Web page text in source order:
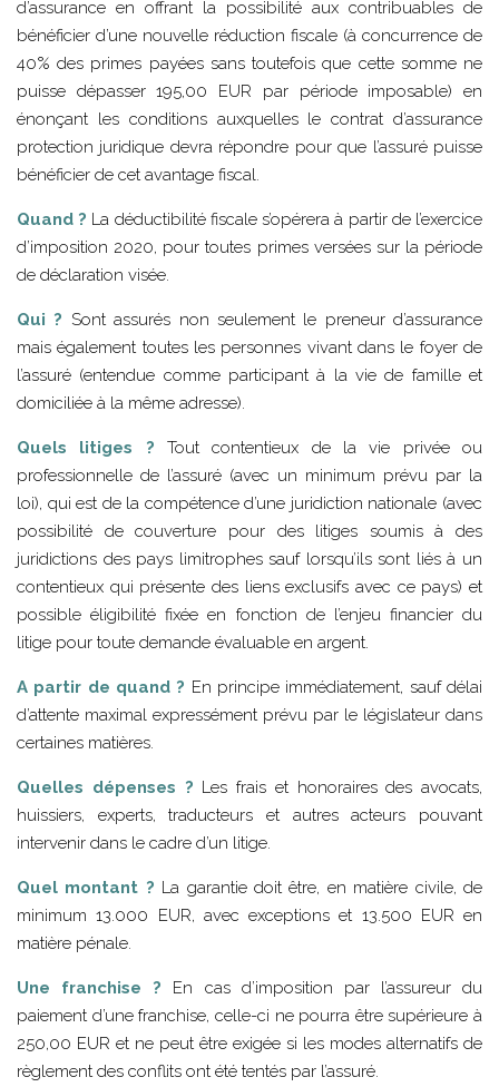
d’assurance en offrant la possibilité aux contribuables de
bénéficier d’une nouvelle réduction fiscale (à concurrence de
40% des primes payées sans toutefois que cette somme ne
puisse dépasser 195,00 EUR par période imposable) en
énonçant les conditions auxquelles le contrat d’assurance
protection juridique devra répondre pour que l’assuré puisse
bénéficier de cet avantage fiscal.
Quand ? La déductibilité fiscale s’opérera à partir de l’exercice
d’imposition 2020, pour toutes primes versées sur la période
de déclaration visée.
Qui ? Sont assurés non seulement le preneur d’assurance
mais également toutes les personnes vivant dans le foyer de
l’assuré (entendue comme participant à la vie de famille et
domiciliée à la même adresse).
Quels litiges ?
Tout contentieux de la vie privée ou
professionnelle de l’assuré (avec un minimum prévu par la
loi), qui est de la compétence d’une juridiction nationale (avec
possibilité de couverture pour des litiges soumis à des
juridictions des pays limitrophes sauf lorsqu’ils sont liés à un
contentieux qui présente des liens exclusifs avec ce pays) et
possible éligibilité fixée en fonction de l’enjeu financier du
litige pour toute demande évaluable en argent.
A partir de quand ? En principe immédiatement, sauf délai
d’attente maximal expressément prévu par le législateur dans
certaines matières.
Quelles dépenses ? Les frais et honoraires des avocats,
huissiers, experts, traducteurs et autres acteurs pouvant
intervenir dans le cadre d’un litige.
Quel montant ? La garantie doit être, en matière civile, de
minimum 13.000 EUR, avec exceptions et 13.500 EUR en
matière pénale.
Une franchise ? En cas d’imposition par l’assureur du
paiement d’une franchise, celle-ci ne pourra être supérieure à
250,00 EUR et ne peut être exigée si les modes alternatifs de
règlement des conflits ont été tentés par l’assuré.